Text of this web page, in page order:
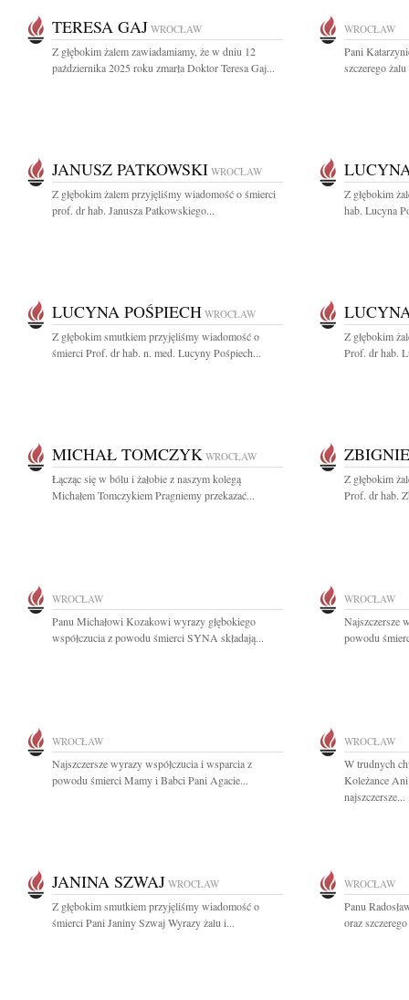
TERESA GAJ WROCŁAW
Z głębokim żalem zawiadamiamy, że w dniu 12
października 2025 roku zmarła Doktor Teresa Gaj...
WROCŁAW
Pani
szczerego
JANUSZ PATKOWSKI WROCŁAW
Z głębokim żalem przyjęliśmy wiadomość o śmierci
prof. dr hab. Janusza Patkowskiego...
Z głębokim
hab. Lucyna
LUCYNA POŚPIECH WROCŁAW
Z głębokim smutkiem przyjęliśmy wiadomość o
śmierci Prof. dr hab. n. med. Lucyny Pośpiech...
Z głębokim
Prof. dr hab.
MICHAŁ TOMCZYK WROCŁAW
Łącząc się w bólu i żałobie z naszym kolegą
Michałem Tomczykiem Pragniemy przekazać...
Z głębokim
Prof. dr hab.
WROCŁAW
Panu Michałowi Kozakowi wyrazy głębokiego
współczucia z powodu śmierci SYNA składają...
WROCŁAW
Najszczersze
powodu
WROCŁAW
Najszczersze wyrazy współczucia i wsparcia z
powodu śmierci Mamy i Babci Pani Agacie...
WROCŁAW
W trudnych
Koleżance
najszczersze...
JANINA SZWAJ WROCŁAW
Z głębokim smutkiem przyjęliśmy wiadomość o
śmierci Pani Janiny Szwaj Wyrazy żalu i...
WROCŁAW
Panu
oraz